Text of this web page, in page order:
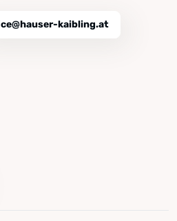
kaibling.at